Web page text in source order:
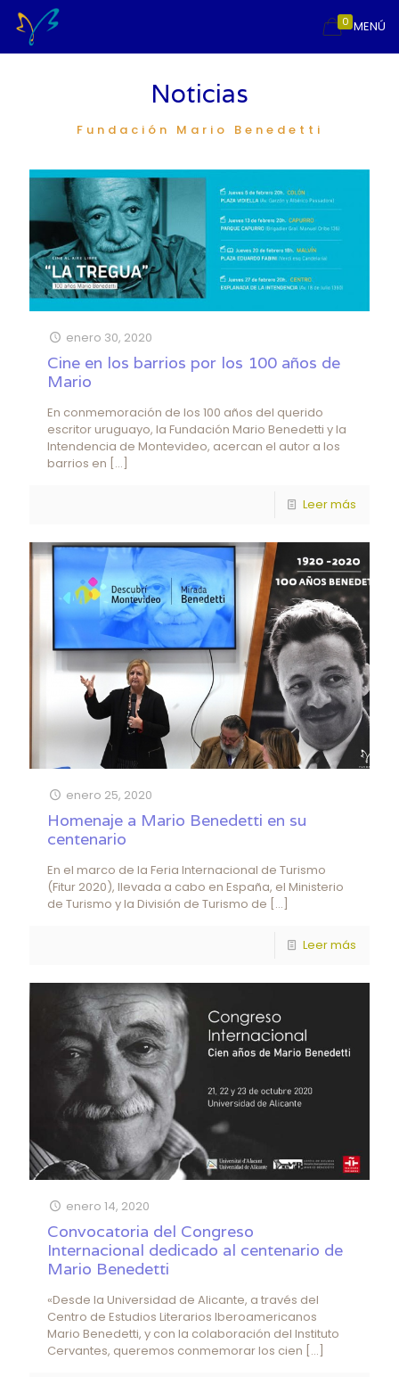
MENÚ
0
Noticias
Fundación Mario Benedetti
enero 30, 2020
Cine en los barrios por los 100 años de
Mario
En conmemoración de los 100 años del querido
escritor uruguayo, la Fundación Mario Benedetti y la
Intendencia de Montevideo, acercan el autor a los
barrios en […]
Leer más
enero 25, 2020
Homenaje a Mario Benedetti en su
centenario
En el marco de la Feria Internacional de Turismo
(Fitur 2020), llevada a cabo en España, el Ministerio
de Turismo y la División de Turismo de […]
Leer más
enero 14, 2020
Convocatoria del Congreso
Internacional dedicado al centenario de
Mario Benedetti
«Desde la Universidad de Alicante, a través del
Centro de Estudios Literarios Iberoamericanos
Mario Benedetti, y con la colaboración del Instituto
Cervantes, queremos conmemorar los cien […]